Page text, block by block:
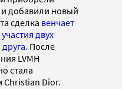
добавили новый
сделка венчает
двух
После
LVMH
стала
Dior.